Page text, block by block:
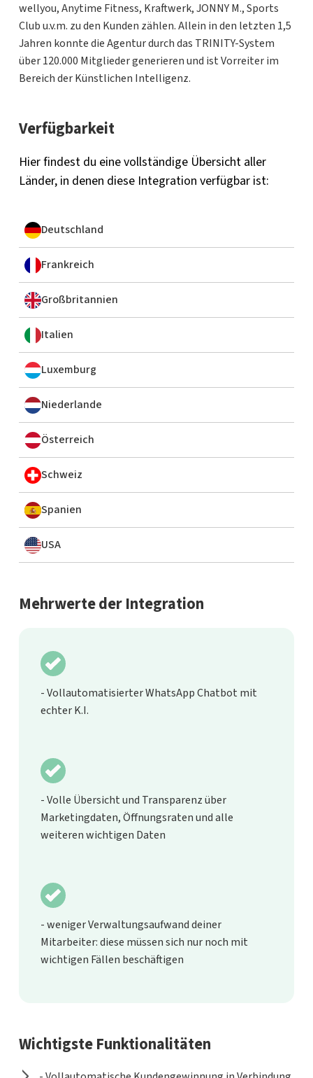
wellyou, Anytime Fitness, Kraftwerk, JONNY M., Sports
Club u.v.m. zu den Kunden zählen. Allein in den letzten 1,5
Jahren konnte die Agentur durch das TRINITY-System
über 120.000 Mitglieder generieren und ist Vorreiter im
Bereich der Künstlichen Intelligenz.
Verfügbarkeit
Hier findest du eine vollständige Übersicht aller
Länder, in denen diese Integration verfügbar ist:
Deutschland
Frankreich
Großbritannien
Italien
Luxemburg
Niederlande
Österreich
Schweiz
Spanien
USA
Mehrwerte der Integration
- Vollautomatisierter WhatsApp Chatbot mit
echter K.I.
- Volle Übersicht und Transparenz über
Marketingdaten, Öffnungsraten und alle
weiteren wichtigen Daten
- weniger Verwaltungsaufwand deiner
Mitarbeiter: diese müssen sich nur noch mit
wichtigen Fällen beschäftigen
Wichtigste Funktionalitäten